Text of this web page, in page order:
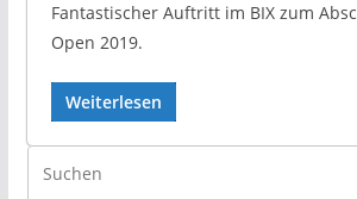
Fantastischer Auftritt im BIX zum
Open 2019.
Weiterlesen